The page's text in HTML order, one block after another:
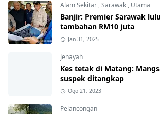
Alam Sekitar,Sarawak, Utama
Banjir: Premier Sarawak
tambahan RM10 juta
Jan 31, 2025
Jenayah
Kes tetak di Matang:
suspek ditangkap
Ogo 21, 2023
Pelancongan